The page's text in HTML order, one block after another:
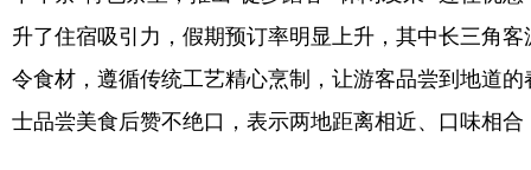
升了住宿吸引力，假期预订率明显上升，其中长三角
令食材，遵循传统工艺精心烹制，让游客品尝到地道
士品尝美食后赞不绝口，表示两地距离相近、口味相